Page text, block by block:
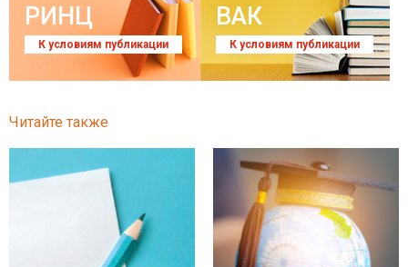
РИНЦ
К условиям публикации
ВАК
К условиям публикации
Читайте также